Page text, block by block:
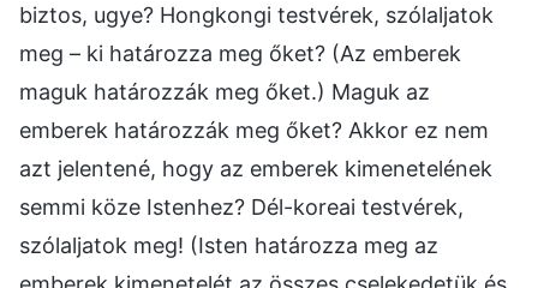
biztos, ugye? Hongkongi testvérek, szólaljatok
meg – ki határozza meg őket? (Az emberek
maguk határozzák meg őket.) Maguk az
emberek határozzák meg őket? Akkor ez nem
azt jelentené, hogy az emberek kimenetelének
semmi köze Istenhez? Dél-koreai testvérek,
szólaljatok meg! (Isten határozza meg az